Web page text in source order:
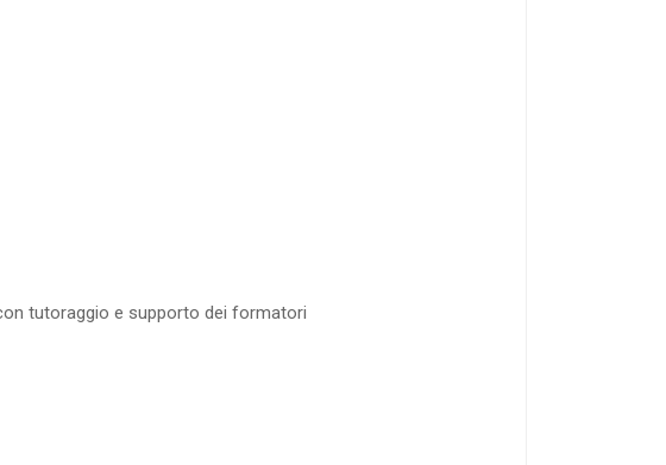
tutoraggio e supporto dei formatori